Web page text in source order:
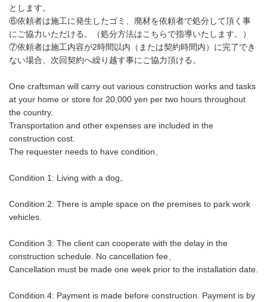
とします。
⑥依頼者は施工に発生したゴミ、廃材を依頼者で処分して頂く事
にご協力いただける。（処分方法はこちらで指導いたします。）
⑦依頼者は施工内容が2時間以内（または契約時間内）に完了でき
ない場合、次回契約へ繰り越す事にご協力頂ける。
One craftsman will carry out various construction works and tasks
at your home or store for 20,000 yen per two hours throughout
the country.
Transportation and other expenses are included in the
construction cost.
The requester needs to have condition、
Condition 1: Living with a dog。
Condition 2: There is ample space on the premises to park work
vehicles.
Condition 3: The client can cooperate with the delay in the
construction schedule. No cancellation fee、
Cancellation must be made one week prior to the installation date.
Condition 4: Payment is made before construction. Payment is by